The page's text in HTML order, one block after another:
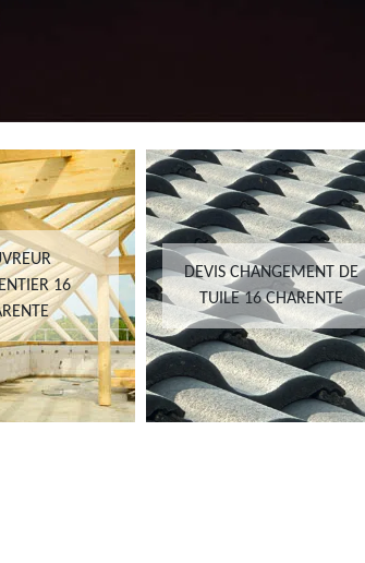
16
DEVIS CHANGEMENT DE
TUILE 16 CHARENTE